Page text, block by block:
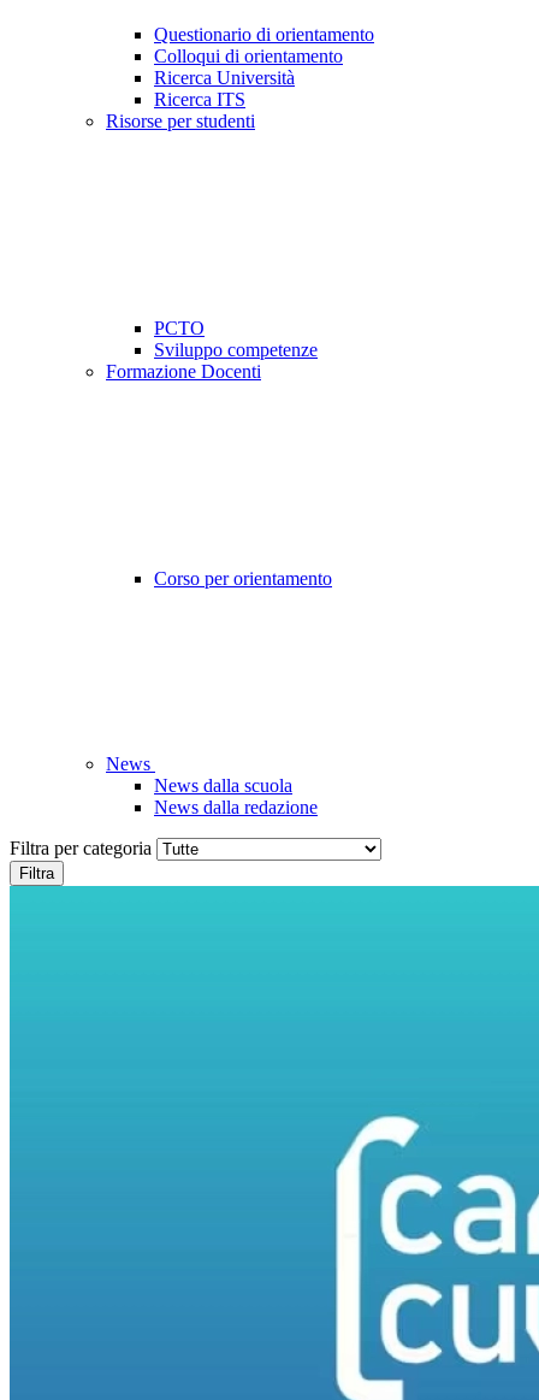
Questionario di orientamento
Colloqui di orientamento
Ricerca Università
Ricerca ITS
Risorse per studenti
PCTO
Sviluppo competenze
Formazione Docenti
Corso per orientamento
News
News dalla scuola
News dalla redazione
Filtra per categoria
Filtra